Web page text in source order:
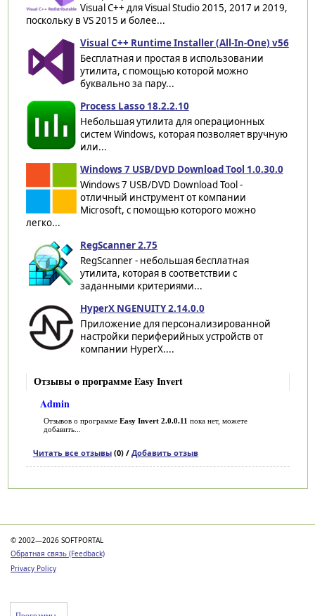
Visual C++ для Visual Studio 2015, 2017 и 2019,
поскольку в VS 2015 и более...
Visual C++ Runtime Installer (All-In-One) v56
Бесплатная и простая в использовании
утилита, с помощью которой можно
буквально за пару...
Process Lasso 18.2.2.10
Небольшая утилита для операционных
систем Windows, которая позволяет вручную
или...
Windows 7 USB/DVD Download Tool 1.0.30.0
Windows 7 USB/DVD Download Tool -
отличный инструмент от компании
Microsoft, с помощью которого можно
легко...
RegScanner 2.75
RegScanner - небольшая бесплатная
утилита, которая в соответствии с
заданными критериями...
HyperX NGENUITY 2.14.0.0
Приложение для персонализированной
настройки периферийных устройств от
компании HyperX....
Отзывы о программе Easy Invert
Admin
Отзывов о программе Easy Invert 2.0.0.11 пока нет, можете
добавить...
Читать все отзывы(0) / Добавить отзыв
© 2002—2026 SOFTPORTAL
Обратная связь (Feedback)
Privacy Policy